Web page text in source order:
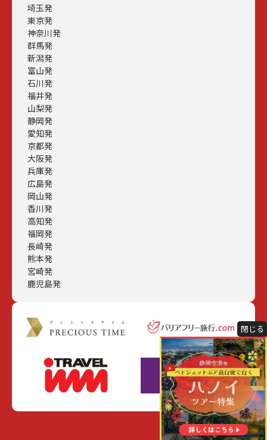
埼玉発
東京発
神奈川発
群馬発
新潟発
富山発
石川発
福井発
山梨発
静岡発
愛知発
京都発
大阪発
兵庫発
広島発
岡山発
香川発
高知発
福岡発
長崎発
熊本発
宮崎発
鹿児島発
閉じる